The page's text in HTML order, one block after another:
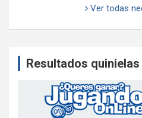
Ver todas
Resultados quinielas